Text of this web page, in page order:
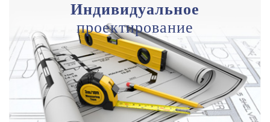
Индивидуальное
проектирование